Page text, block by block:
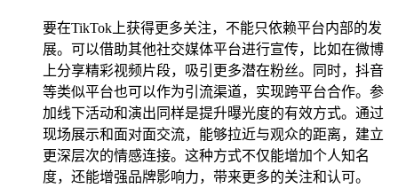
要在TikTok上获得更多关注，不能只依赖平台内部的发
展。可以借助其他社交媒体平台进行宣传，比如在微博
上分享精彩视频片段，吸引更多潜在粉丝。同时，抖音
等类似平台也可以作为引流渠道，实现跨平台合作。参
加线下活动和演出同样是提升曝光度的有效方式。通过
现场展示和面对面交流，能够拉近与观众的距离，建立
更深层次的情感连接。这种方式不仅能增加个人知名
度，还能增强品牌影响力，带来更多的关注和认可。